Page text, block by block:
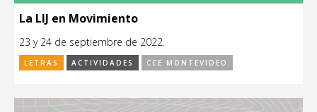
La LIJ en Movimiento
23 y 24 de septiembre de 2022.
LETRAS ACTIVIDADES CCE MONTEVIDEO